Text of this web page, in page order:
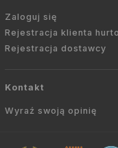
Zaloguj się
Rejestracja klienta
Rejestracja dostawcy
Kontakt
Wyraź swoją opinię